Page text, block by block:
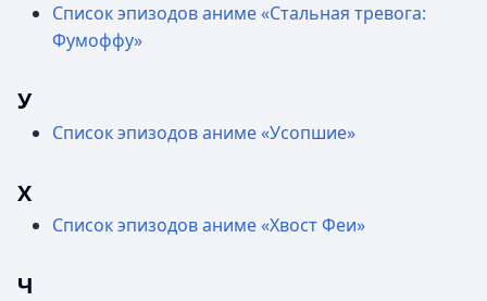
Список эпизодов аниме «Стальная тревога:
Фумоффу»
У
Список эпизодов аниме «Усопшие»
Х
Список эпизодов аниме «Хвост Феи»
Ч